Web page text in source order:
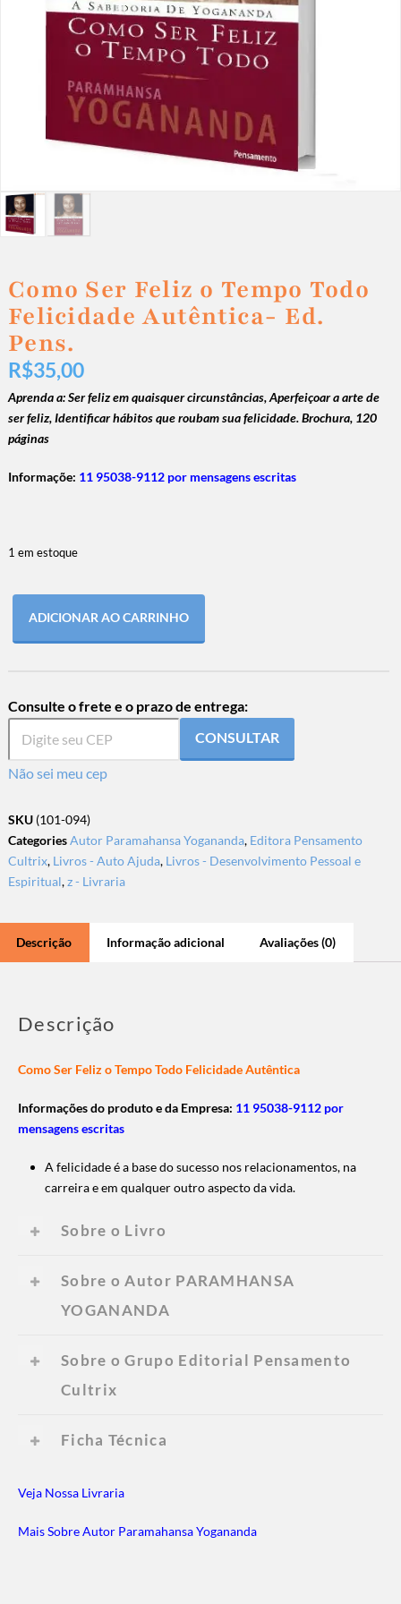
Como Ser Feliz o Tempo Todo
Felicidade Autêntica- Ed.
Pens.
R$35,00
Aprenda a:Ser feliz em quaisquer circunstâncias,Aperfeiçoar a arte de
ser feliz,Identificar hábitos que roubam sua felicidade. Brochura, 120
páginas
Informaçõe: 11 95038-9112 por mensagens escritas
1 em estoque
ADICIONAR AO CARRINHO
Consulte o frete e o prazo de entrega:
CONSULTAR
Não sei meu cep
SKU (101-094)
CategoriesAutor Paramahansa Yogananda, Editora Pensamento
Cultrix, Livros - Auto Ajuda, Livros - Desenvolvimento Pessoal e
Espiritual,z - Livraria
Descrição Informação adicional Avaliações (0)
Descrição
Como Ser Feliz o Tempo Todo Felicidade Autêntica
Informações do produto e da Empresa: 11 95038-9112 por
mensagens escritas
A felicidade é a base do sucesso nos relacionamentos, na
carreira e em qualquer outro aspecto da vida.
Sobre o Livro
Sobre o Autor PARAMHANSA
YOGANANDA
Sobre o Grupo Editorial Pensamento
Cultrix
Ficha Técnica
Veja Nossa Livraria
Mais Sobre Autor Paramahansa Yogananda